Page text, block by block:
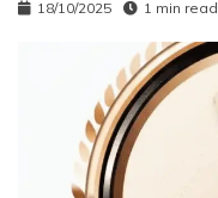
18/10/2025 1 min read